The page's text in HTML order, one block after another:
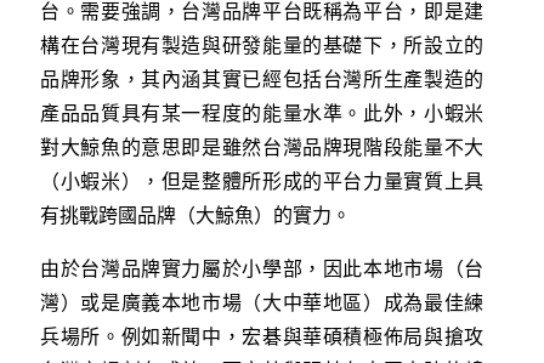
台。需要強調，台灣品牌平台既稱為平台，即是建
構在台灣現有製造與研發能量的基礎下，所設立的
品牌形象，其內涵其實已經包括台灣所生產製造的
產品品質具有某一程度的能量水準。此外，小蝦米
對大鯨魚的意思即是雖然台灣品牌現階段能量不大
（小蝦米），但是整體所形成的平台力量實質上具
有挑戰跨國品牌（大鯨魚）的實力。
由於台灣品牌實力屬於小學部，因此本地市場（台
灣）或是廣義本地市場（大中華地區）成為最佳練
兵場所。例如新聞中，宏碁與華碩積極佈局與搶攻